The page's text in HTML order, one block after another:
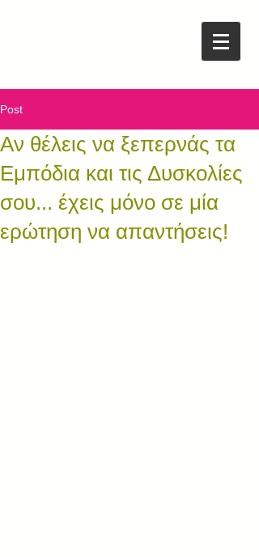
Post
Αν θέλεις να ξεπερνάς τα
Εμπόδια και τις Δυσκολίες
σου... έχεις μόνο σε μία
ερώτηση να απαντήσεις!